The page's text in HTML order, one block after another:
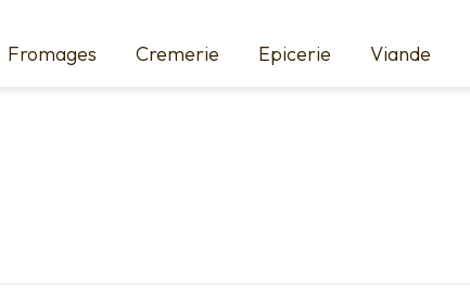
Fromages Cremerie Epicerie Viande